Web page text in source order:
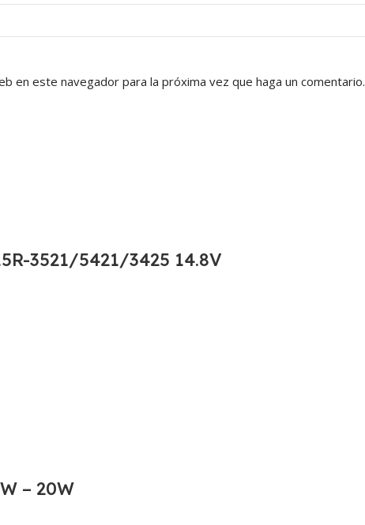
en este navegador para la próxima vez que haga un comentario.
3521/5421/3425 14.8V
– 20W